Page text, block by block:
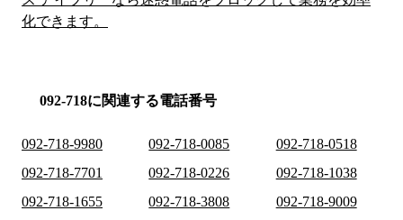
化できます。
092-718に関連する電話番号
092-718-9980 092-718-0085
092-718-0518
092-718-7701
092-718-0226
092-718-1038
092-718-1655
092-718-3808
092-718-9009